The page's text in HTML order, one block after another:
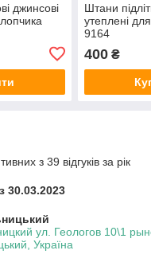
джинсові
Штани
утеплені
9164
400₴
з 39 відгуків за рік
30.03.2023
ул. Геологов 10\1
Україна